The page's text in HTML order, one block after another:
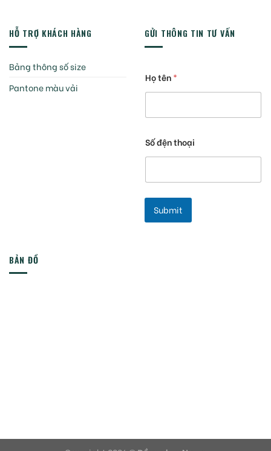
HỖ TRỢ KHÁCH HÀNG
Bảng thông số size
Pantone màu vải
GỬI THÔNG TIN TƯ VẤN
Họ tên*
Số đện thoại
Submit
BẢN ĐỒ